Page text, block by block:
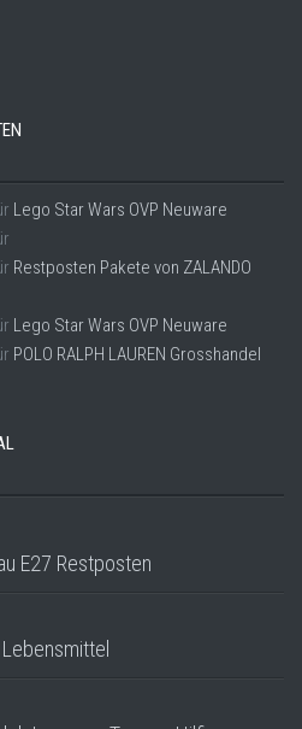
Lego Star Wars OVP Neuware
Restposten Pakete von ZALANDO
Lego Star Wars OVP Neuware
POLO RALPH LAUREN Grosshandel
E27 Restposten